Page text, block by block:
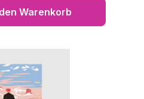
Warenkorb